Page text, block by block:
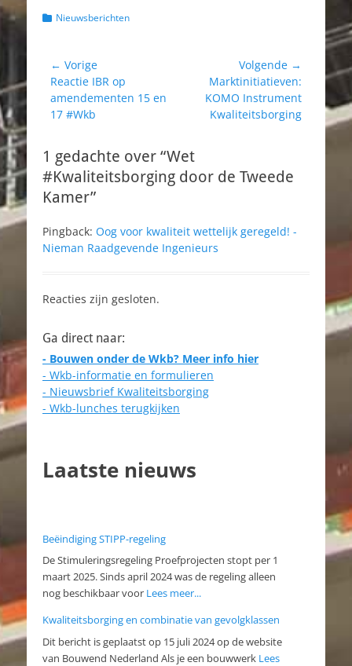
Wet
toegezonden. In de
antwoorden wordt
onder meer
ingegaan op de
vragen inzake de
(invoering van de)
Omgevingswet,
wordt een nadere
uitleg van het…
Categorieën
Nieuwsberichten
Bericht
navigatie
← Vorige
Vorig
bericht:
Reactie IBR op
amendementen 15 en
17 #Wkb
Volgende →
Volgend
bericht:
Marktinitiatieven:
KOMO Instrument
Kwaliteitsborging
1 gedachte over “Wet
#Kwaliteitsborging door de Tweede
Kamer”
Pingback: Oog voor kwaliteit wettelijk geregeld! -
Nieman Raadgevende Ingenieurs
Reacties zijn gesloten.
Ga direct naar:
- Bouwen onder de Wkb? Meer info hier
- Wkb-informatie en formulieren
- Nieuwsbrief Kwaliteitsborging
- Wkb-lunches terugkijken
Laatste nieuws
Beëindiging STIPP-regeling
De Stimuleringsregeling Proefprojecten stopt per 1
maart 2025. Sinds april 2024 was de regeling alleen
nog beschikbaar voor Lees meer...
Kwaliteitsborging en combinatie van gevolgklassen
Dit bericht is geplaatst op 15 juli 2024 op de website
van Bouwend Nederland Als je een bouwwerk Lees